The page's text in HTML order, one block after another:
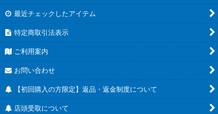
最近チェックしたアイテム
特定商取引法表示
ご利用案内
お問い合わせ
【初回購入の方限定】返品・返金制度について
店頭受取について